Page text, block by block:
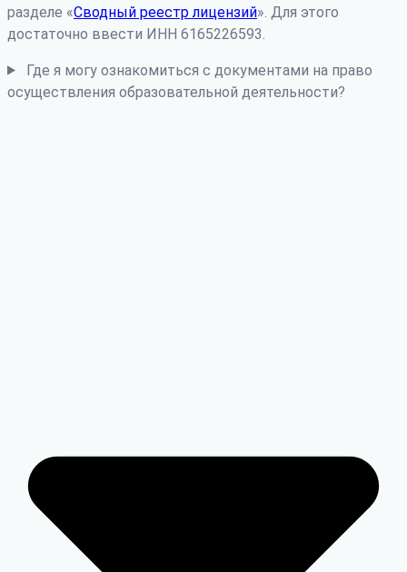
разделе «Сводный реестр лицензий». Для этого
достаточно ввести ИНН 6165226593.
Где я могу ознакомиться с документами на право
осуществления образовательной деятельности?